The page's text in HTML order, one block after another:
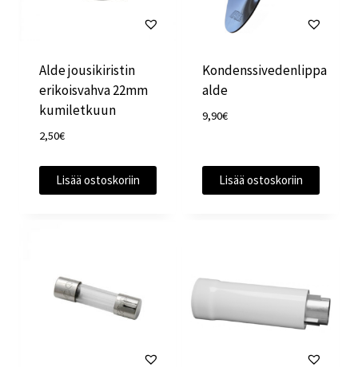
Alde jousikiristin
erikoisvahva 22mm
kumiletkuun
2,50€
Lisää ostoskoriin
Kondenssivedenlippa
alde
9,90€
Lisää ostoskoriin